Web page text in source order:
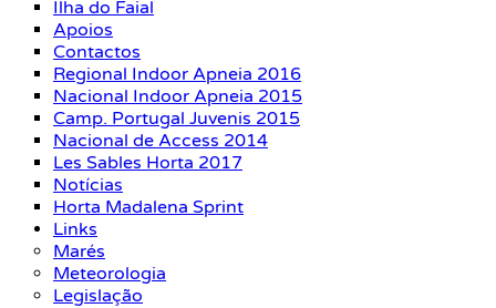
Ilha do Faial
Apoios
Contactos
Regional Indoor Apneia 2016
Nacional Indoor Apneia 2015
Camp. Portugal Juvenis 2015
Nacional de Access 2014
Les Sables Horta 2017
Notícias
Horta Madalena Sprint
Links
Marés
Meteorologia
Legislação